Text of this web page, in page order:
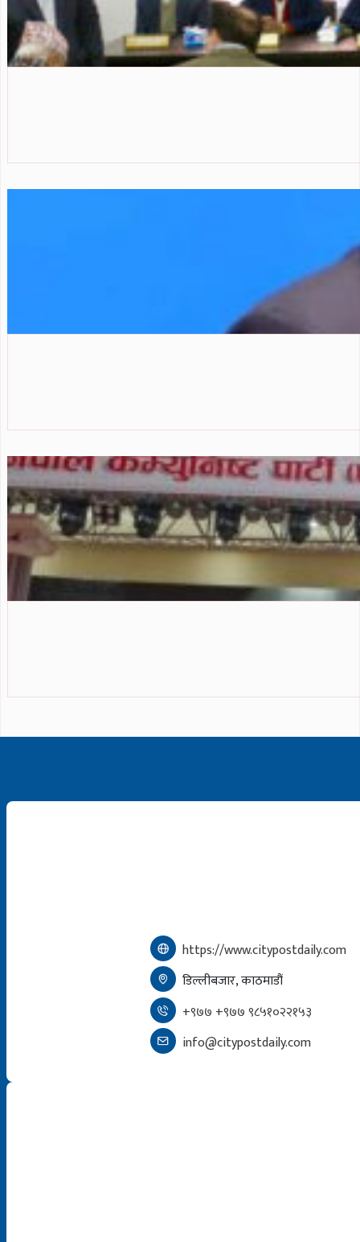
https://www.citypostdaily.com
डिल्लीबजार, काठमाडौं
+९७७ +९७७ ९८५१०२२१५३
info@citypostdaily.com